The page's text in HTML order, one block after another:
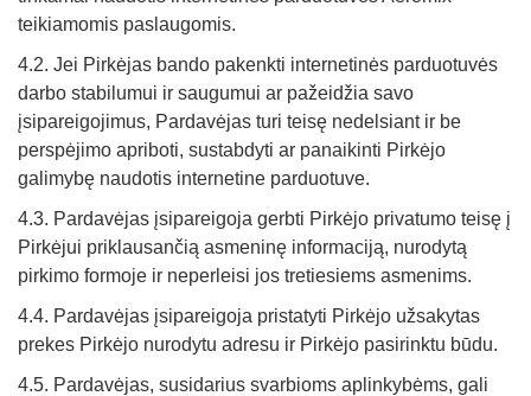
teikiamomis paslaugomis.
4.2. Jei Pirkėjas bando pakenkti internetinės parduotuvės
darbo stabilumui ir saugumui ar pažeidžia savo
įsipareigojimus, Pardavėjas turi teisę nedelsiant ir be
perspėjimo apriboti, sustabdyti ar panaikinti Pirkėjo
galimybę naudotis internetine parduotuve.
4.3. Pardavėjas įsipareigoja gerbti Pirkėjo privatumo teisę į
Pirkėjui priklausančią asmeninę informaciją, nurodytą
pirkimo formoje ir neperleisi jos tretiesiems asmenims.
4.4. Pardavėjas įsipareigoja pristatyti Pirkėjo užsakytas
prekes Pirkėjo nurodytu adresu ir Pirkėjo pasirinktu būdu.
4.5. Pardavėjas, susidarius svarbioms aplinkybėms, gali